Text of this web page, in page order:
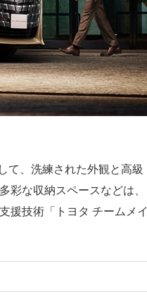
て、洗練された外観と高級
彩な収納スペースなどは、
援技術「トヨタ チームメイ